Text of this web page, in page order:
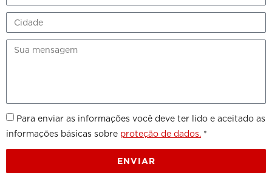
Para enviar as informações você deve ter lido e aceitado as
informações básicas sobre proteção de dados. *
ENVIAR